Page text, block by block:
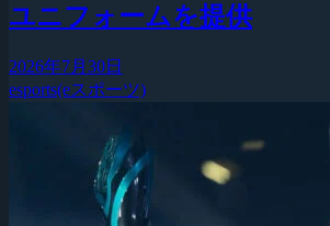
ユニフォームを提供
2026年7月30日
esports(eスポーツ)